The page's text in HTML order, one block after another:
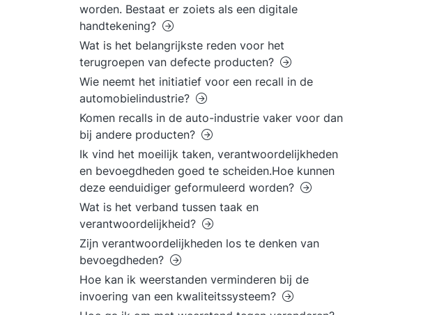
worden. Bestaat er zoiets als een digitale
handtekening?
Wat is het belangrijkste reden voor het
terugroepen van defecte producten?
Wie neemt het initiatief voor een recall in de
automobielindustrie?
Komen recalls in de auto-industrie vaker voor dan
bij andere producten?
Ik vind het moeilijk taken, verantwoordelijkheden
en bevoegdheden goed te scheiden.Hoe kunnen
deze eenduidiger geformuleerd worden?
Wat is het verband tussen taak en
verantwoordelijkheid?
Zijn verantwoordelijkheden los te denken van
bevoegdheden?
Hoe kan ik weerstanden verminderen bij de
invoering van een kwaliteitssysteem?